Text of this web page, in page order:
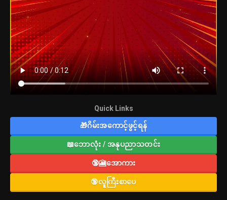
Quick Links
🎁ဂိမ်းအကောင့်ဖွင့်ရန်
📖ဘောလုံး / အနုပညာသတင်း
🔞🎦အောကား
🔞လူကြီးစာပေ